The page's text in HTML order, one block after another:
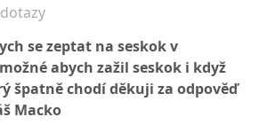
se zeptat na seskok v
abych zažil seskok i když
špatně chodí děkuji za odpověď
Macko